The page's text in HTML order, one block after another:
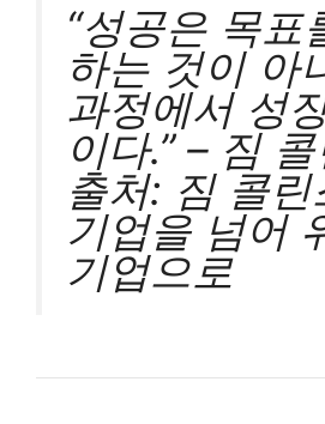
“성공은 목표
하는 것이 아
과정에서 성
이다.” – 짐
출처: 짐 콜
기업을 넘어
기업으로